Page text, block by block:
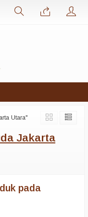
Utara"
Jakarta
pada